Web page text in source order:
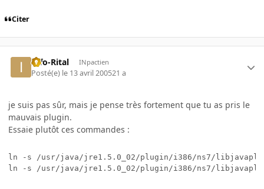
Citer
Info-Rital INpactien
Posté(e) le 13 avril 200521 a
je suis pas sûr, mais je pense très fortement que tu as pris le
mauvais plugin.
Essaie plutôt ces commandes :
ln -s /usr/java/jre1.5.0_02/plugin/i386/ns7/